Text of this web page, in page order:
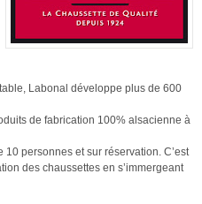
Labonal développe plus de 600
de fabrication 100% alsacienne à
10 personnes et sur réservation. C’est
des chaussettes en s’immergeant